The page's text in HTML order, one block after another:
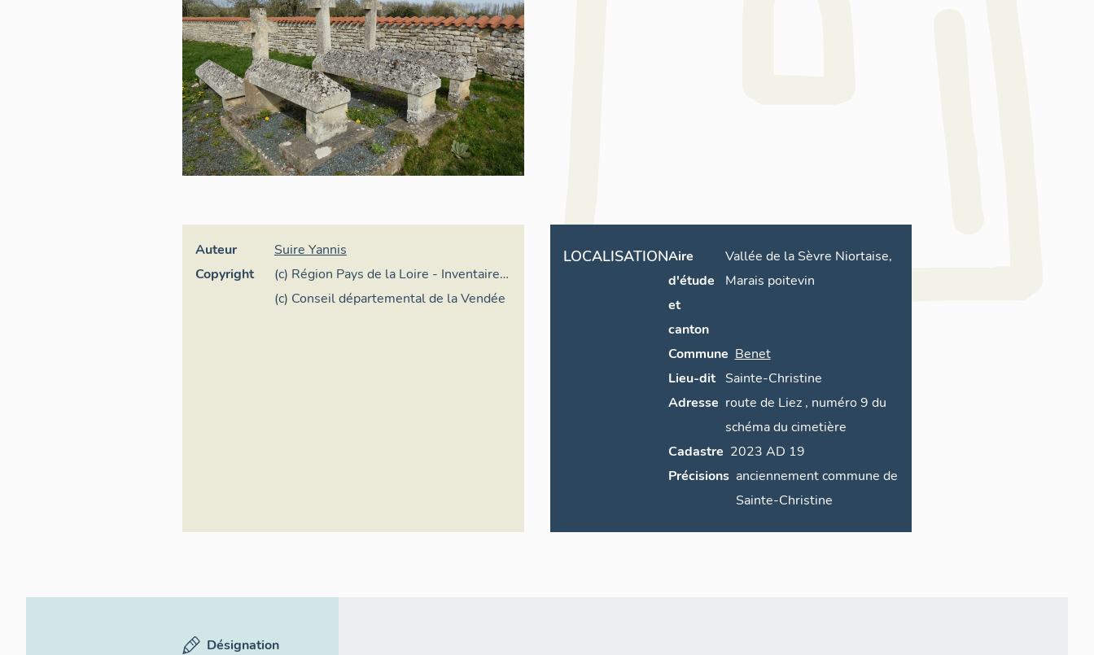
Auteur
Suire Yannis
Copyright
(c) Région Pays de la Loire - Inventaire
général
(c) Conseil départemental de la Vendée
LOCALISATIONAire
d'étude
et
canton
Vallée de la Sèvre Niortaise,
Marais poitevin
Commune Benet
Lieu-dit
Sainte-Christine
Adresse route de Liez , numéro 9 du
schéma du cimetière
Cadastre
2023 AD 19
Précisions anciennement commune de
Sainte-Christine
Désignation